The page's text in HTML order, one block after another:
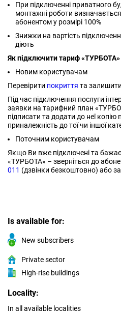
При підключенні приватного
монтажні роботи визначається
абонентом у розмірі 100%
Знижки на вартість
діють
Як підключити тариф «ТУРБОТА»
Новим користувачам
Перевірити покриття та
Під час підключення послуги
заявки на тарифний план
підписати та додати до неї копію
приналежність до тої чи іншої
Поточним користувачам
Якщо Ви вже підключені та
«ТУРБОТА» – зверніться до
011 (дзвінки безкоштовно) або
Is available for:
New subscribers
Private sector
High-rise buildings
Locality:
In all available localities